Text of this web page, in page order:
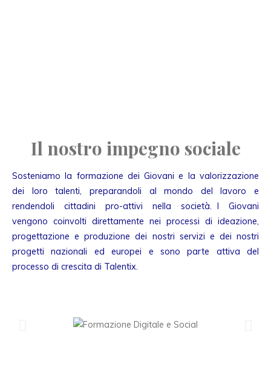
Il nostro impegno sociale
Sosteniamo la formazione dei Giovani e la valorizzazione
dei loro talenti, preparandoli al mondo del lavoro e
rendendoli cittadini pro-attivi nella società. I Giovani
vengono coinvolti direttamente nei processi di ideazione,
progettazione e produzione dei nostri servizi e dei nostri
progetti nazionali ed europei e sono parte attiva del
processo di crescita di Talentix.